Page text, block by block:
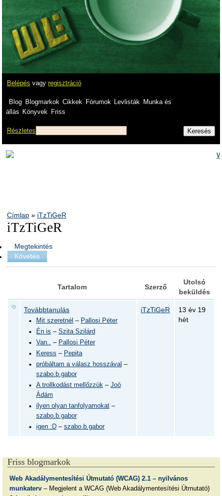
Belépés vagy regisztráció
Blog Blogmarkok Cikkek Fórumok Levlisták
Munka és
állás Könyvek Friss
Részletes
Címlap » iTzTiGeR
iTzTiGeR
Megtekintés
Követés
Tartalom Szerző
Utolsó
beküldés
Továbbtanulás
Mit szeretnél – Pallosi Péter
Én is – Szita Szilárd
Van.. – Pallosi Péter
Keress – Pepita
próbáltam a válasz hosszával –
szabo.b.gabor
A trollkodást mellőzzük – Joó
Ádám
ilyen olyan tanfolyamokat–
szabo.b.gabor
igen :D– szabo.b.gabor
iTzTiGeR
13 év 19
hét
Friss blogmarkok
Web Akadálymentesítési Útmutató (WCAG) 2.1 – nyilvános
munkaterv– Megjelent a WCAG (Web Akadálymentesítési Útmutató)